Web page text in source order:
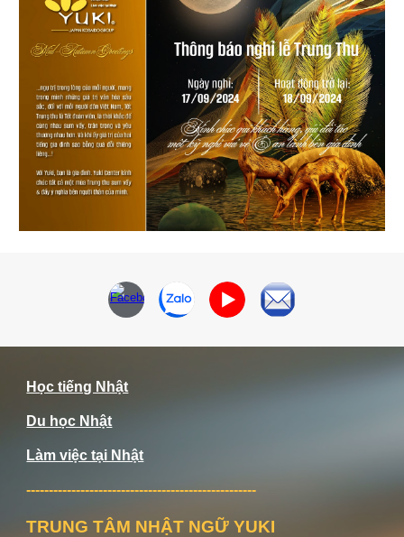
Học tiếng Nhật
Du học Nhật
Làm việc tại Nhật
---------------------------------------------------
TRUNG TÂM NHẬT NGỮ YUKI